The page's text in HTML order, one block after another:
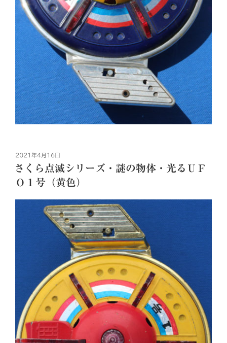
投
稿
日:
2021年4月16日
さくら点滅シリーズ・謎の物体・光るＵＦ
Ｏ１号（黄色）